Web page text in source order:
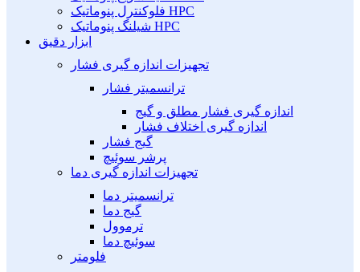
فلوکنترل پنوماتیک HPC
شیلنگ پنوماتیک HPC
ابزار دقیق
تجهیزات اندازه گیری فشار
ترانسمیتر فشار
اندازه گیری فشار مطلق و گیج
اندازه گیری اختلاف فشار
گیج فشار
پرشر سوئیچ
تجهیزات اندازه گیری دما
ترانسمیتر دما
گیج دما
ترموول
سوئیچ دما
فلومتر